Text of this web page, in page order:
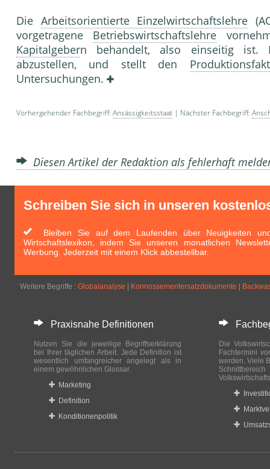
Die Arbeitsorientierte Einzelwirtschaftslehre
vorgetragene Betriebswirtschaftslehre
Kapitalgebern behandelt, also einseitig ist.
abzustellen, und stellt den
Untersuchungen.
Vorhergehender Fachbegriff: Ansässigkeitsstaat | Nächster Fachbegriff:
Diesen Artikel der Redaktion als fehlerhaft
Schreiben Sie sich in unseren
Bleiben Sie auf dem Laufenden über Neuigkeiten
Wirtschaftslexikon, indem Sie unseren monatlichen
Werbung. Jederzeit mit einem Klick abbestellbar.
Weitere Begriffe : Globalanalyse Konnossementersatzdokumente
Praxisnahe Definitionen
Nutzen Sie die jeweilige Begriffserklärung
bei Ihrer täglichen Arbeit. Jede Definition ist
wesentlich umfangreicher angelegt als in
einem gewöhnlichen Glossar.
Marketing
Definition
Konditionenpolitik
Die
Fachtermini
werden. Viele